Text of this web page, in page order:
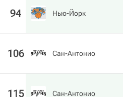
94 Нью-Йорк
106 Сан-Антонио
115 Сан-Антонио